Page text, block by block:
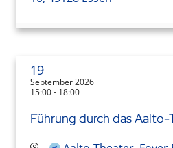
19
September 2026
15:00 - 18:00
Führung durch das